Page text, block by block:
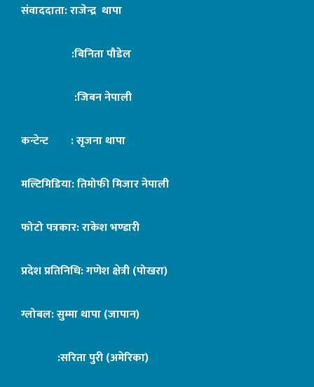
संवाददाता: राजेन्द्र थापा
:बिनिता पौडेल
:जिबन नेपाली
कन्टेन्ट : सृजना थापा
मल्टिमिडिया: तिमोफी मिजार नेपाली
फोटो पत्रकार: राकेश भण्डारी
प्रदेश प्रतिनिधि: गणेश क्षेत्री (पोखरा)
ग्लोबल: सुम्मा थापा (जापान)
:सरिता पुरी (अमेरिका)